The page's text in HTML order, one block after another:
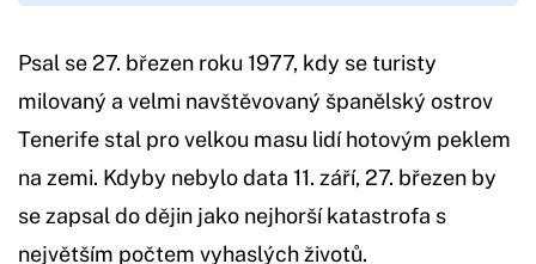
Psal se 27. březen roku 1977, kdy se turisty
milovaný a velmi navštěvovaný španělský ostrov
Tenerife stal pro velkou masu lidí hotovým peklem
na zemi. Kdyby nebylo data 11. září, 27. březen by
se zapsal do dějin jako nejhorší katastrofa s
největším počtem vyhaslých životů.